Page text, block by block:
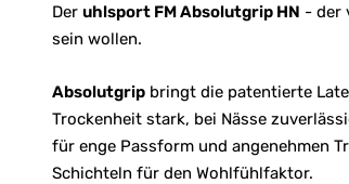
Der uhlsport FM Absolutgrip HN - der
sein wollen.
Absolutgripbringt die patentierte
Trockenheit stark, bei Nässe
für enge Passform und angenehmen
Schichteln für den Wohlfühlfaktor.